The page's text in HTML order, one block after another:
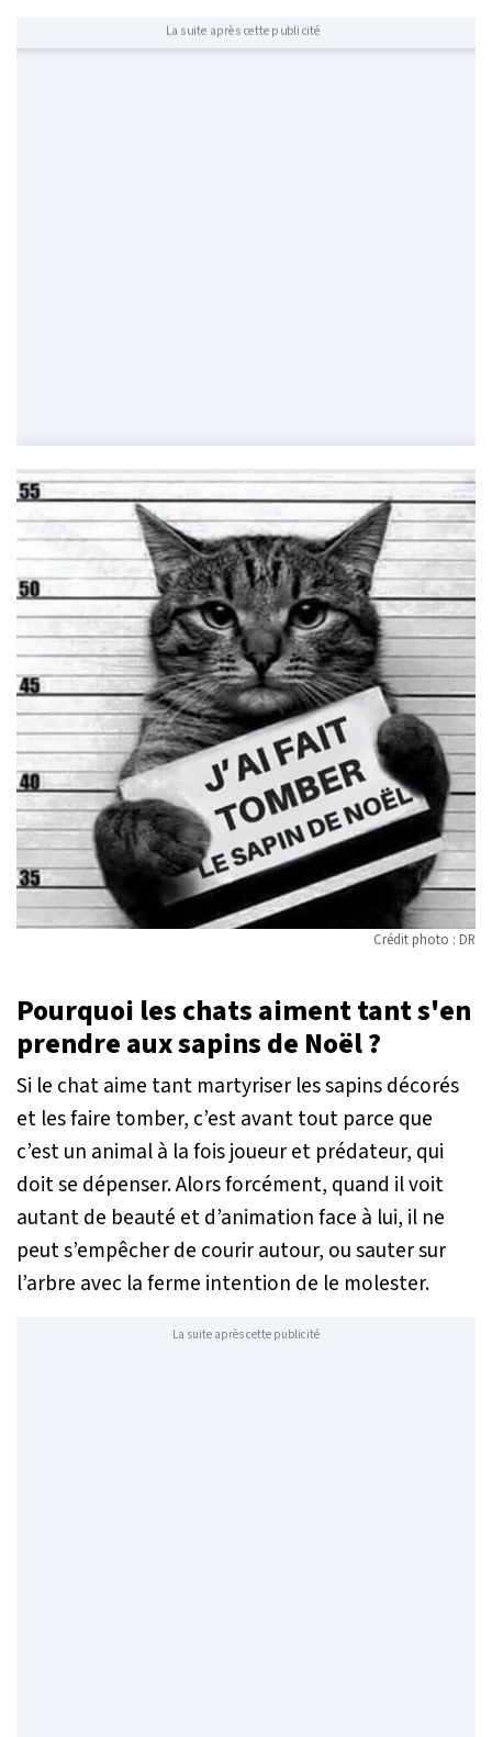
La suite après cette publicité
Crédit photo : DR
Pourquoi les chats aiment tant s'en
prendre aux sapins de Noël ?
Si le chat aime tant martyriser les sapins décorés
et les faire tomber, c’est avant tout parce que
c’est un animal à la fois joueur et prédateur, qui
doit se dépenser. Alors forcément, quand il voit
autant de beauté et d’animation face à lui, il ne
peut s’empêcher de courir autour, ou sauter sur
l’arbre avec la ferme intention de le molester.
La suite après cette publicité